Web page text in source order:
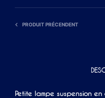
PRODUIT PRÉCENDENT
Petite lampe suspension